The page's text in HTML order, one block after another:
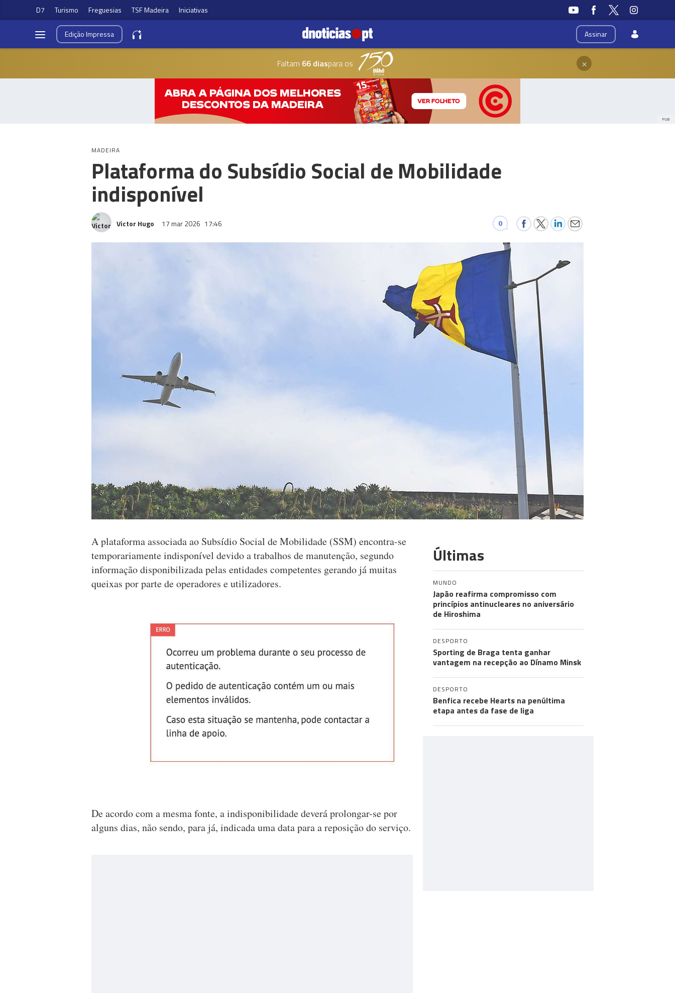
D7 Turismo Freguesias TSF Madeira Iniciativas
Assinar
EdiçãoImpressa
Faltam 66 diaspara os ×
PUB
MADEIRA
Plataforma do Subsídio Social de Mobilidade
indisponível
Victor Hugo 17 mar 2026 17:46 0
A plataforma associada ao Subsídio Social de Mobilidade (SSM) encontra-se
temporariamente indisponível devido a trabalhos de manutenção, segundo
informação disponibilizada pelas entidades competentes gerando já muitas
queixas por parte de operadores e utilizadores.
De acordo com a mesma fonte, a indisponibilidade deverá prolongar-se por
alguns dias, não sendo, para já, indicada uma data para a reposição do serviço.
Últimas
MUNDO
Japão reafirma compromisso com
princípios antinucleares no aniversário
de Hiroshima
DESPORTO
Sporting de Braga tenta ganhar
vantagem na recepção ao Dínamo Minsk
DESPORTO
Benfica recebe Hearts na penúltima
etapa antes da fase de liga